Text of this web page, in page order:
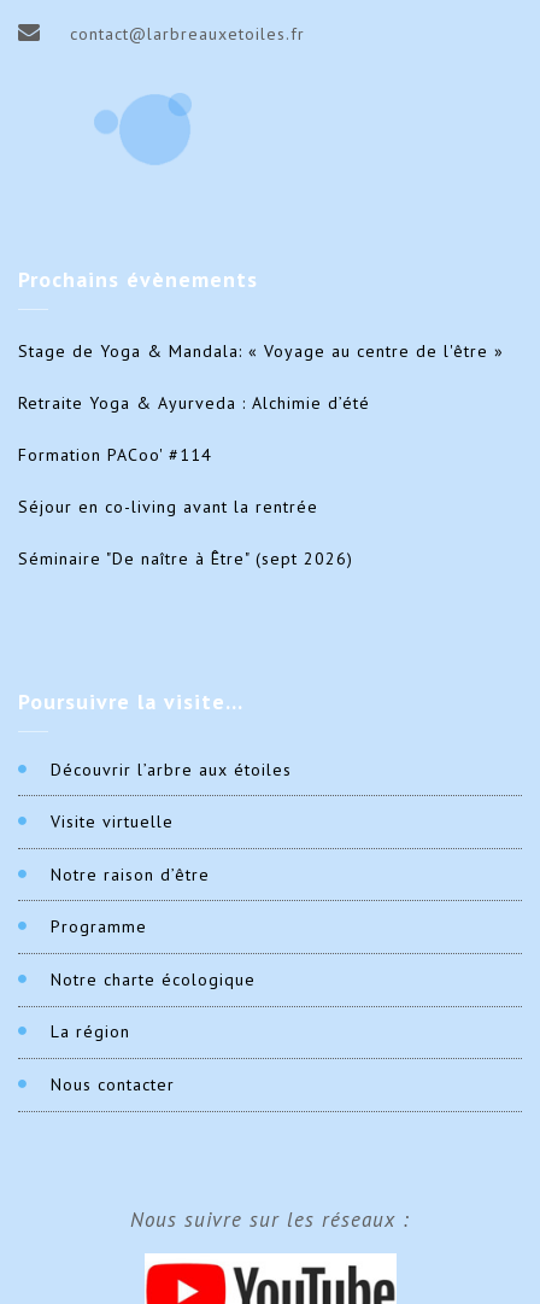
contact@larbreauxetoiles.fr
Prochains évènements
Stage de Yoga & Mandala: « Voyage au centre de l'être »
Retraite Yoga & Ayurveda : Alchimie d’été
Formation PACoo' #114
Séjour en co-living avant la rentrée
Séminaire "De naître à Être" (sept 2026)
Poursuivre la visite…
Découvrir l’arbre aux étoiles
Visite virtuelle
Notre raison d’être
Programme
Notre charte écologique
La région
Nous contacter
Nous suivre sur les réseaux :